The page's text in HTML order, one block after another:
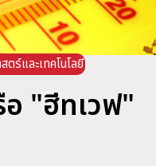
ตร์และเทคโนโลยี
"ฮีทเวฟ"